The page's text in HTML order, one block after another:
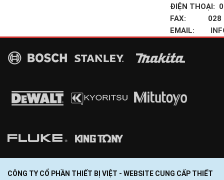
ĐIỆN THOẠI:
FAX: 028
EMAIL:
CÔNG TY CỔ PHẦN THIẾT BỊ VIỆT - WEBSITE CUNG CẤP THIẾT